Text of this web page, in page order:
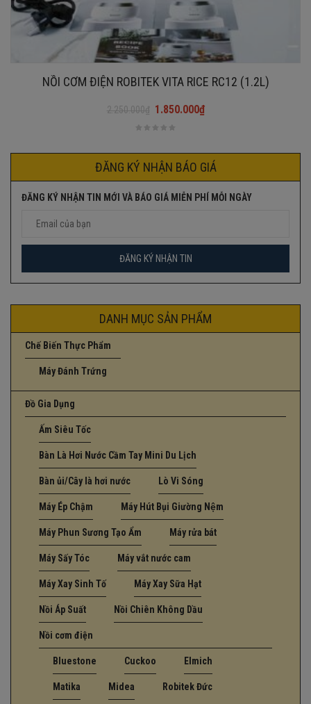
NỒI CƠM ĐIỆN ROBITEK VITA RICE RC12 (1.2L)
2.250.000₫ 1.850.000₫
ĐĂNG KÝ NHẬN BÁO GIÁ
ĐĂNG KÝ NHẬN TIN MỚI VÀ BÁO GIÁ MIỄN PHÍ MỖI NGÀY
DANH MỤC SẢN PHẨM
Chế Biến Thực Phẩm
Máy Đánh Trứng
Đồ Gia Dụng
Ấm Siêu Tốc
Bàn Là Hơi Nước Cầm Tay Mini Du Lịch
Bàn ủi/Cây là hơi nước Lò Vi Sóng
Máy Ép Chậm Máy Hút Bụi Giường Nệm
Máy Phun Sương Tạo Ẩm Máy rửa bát
Máy Sấy Tóc Máy vắt nước cam
Máy Xay Sinh Tố Máy Xay Sữa Hạt
Nồi Áp Suất Nồi Chiên Không Dầu
Nồi cơm điện
Bluestone Cuckoo Elmich
Matika Midea Robitek Đức